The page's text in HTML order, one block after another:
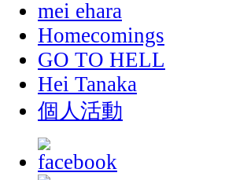
mei ehara
Homecomings
GO TO HELL
Hei Tanaka
個人活動